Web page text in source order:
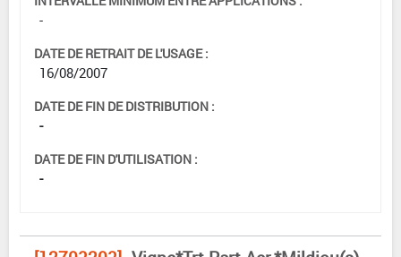
-
DATE DE RETRAIT DE L'USAGE :
16/08/2007
DATE DE FIN DE DISTRIBUTION :
-
DATE DE FIN D'UTILISATION :
-